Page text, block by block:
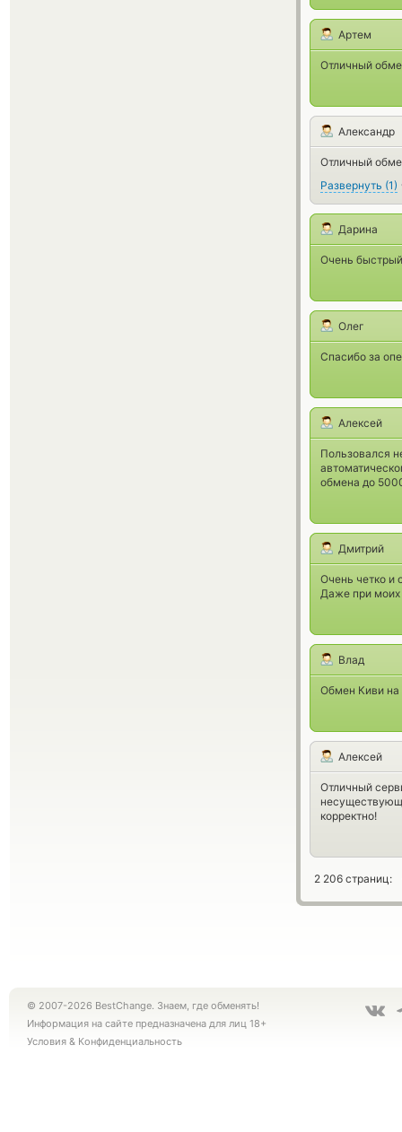
Артем
Отличный
Александр
Отличный
Развернуть (1)
Дарина
Очень
Олег
Спасибо за
Алексей
Пользовался
обмена до
Дмитрий
Очень четко и
Даже при моих
Влад
Обмен Киви на
Алексей
Отличный
корректно!
2 206 страниц:
© 2007-2026 BestChange. Знаем, где обменять!
Информация на сайте предназначена для лиц 18+
Условия & Конфиденциальность